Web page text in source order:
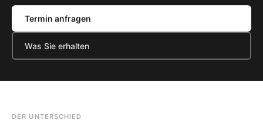
Termin anfragen
Was Sie erhalten
DER UNTERSCHIED